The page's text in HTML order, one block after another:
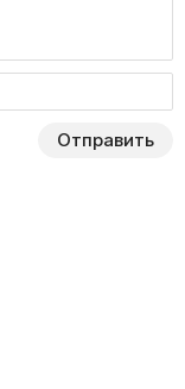
Отправить